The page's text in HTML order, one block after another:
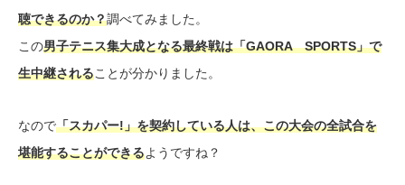
聴できるのか？調べてみました。
この男子テニス集大成となる最終戦は「GAORA SPORTS」で
生中継されることが分かりました。
なので「スカパー!」を契約している人は、この大会の全試合を
堪能することができるようですね？